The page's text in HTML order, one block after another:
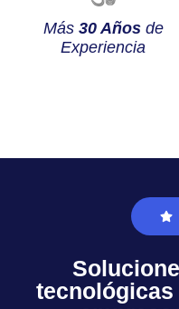
Más 30 Añosde
Experiencia
tecnológicas